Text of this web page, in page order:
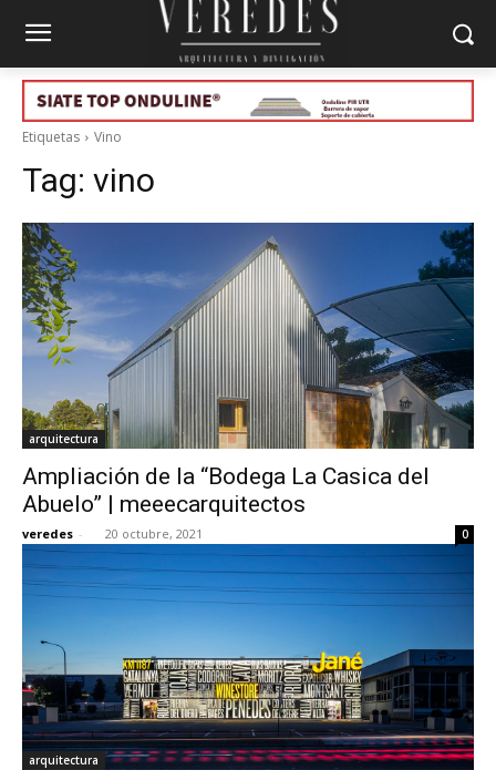
Etiquetas Vino
Tag: vino
arquitectura
Ampliación de la “Bodega La Casica del
Abuelo” | meeecarquitectos
veredes - 20 octubre, 2021 0
arquitectura